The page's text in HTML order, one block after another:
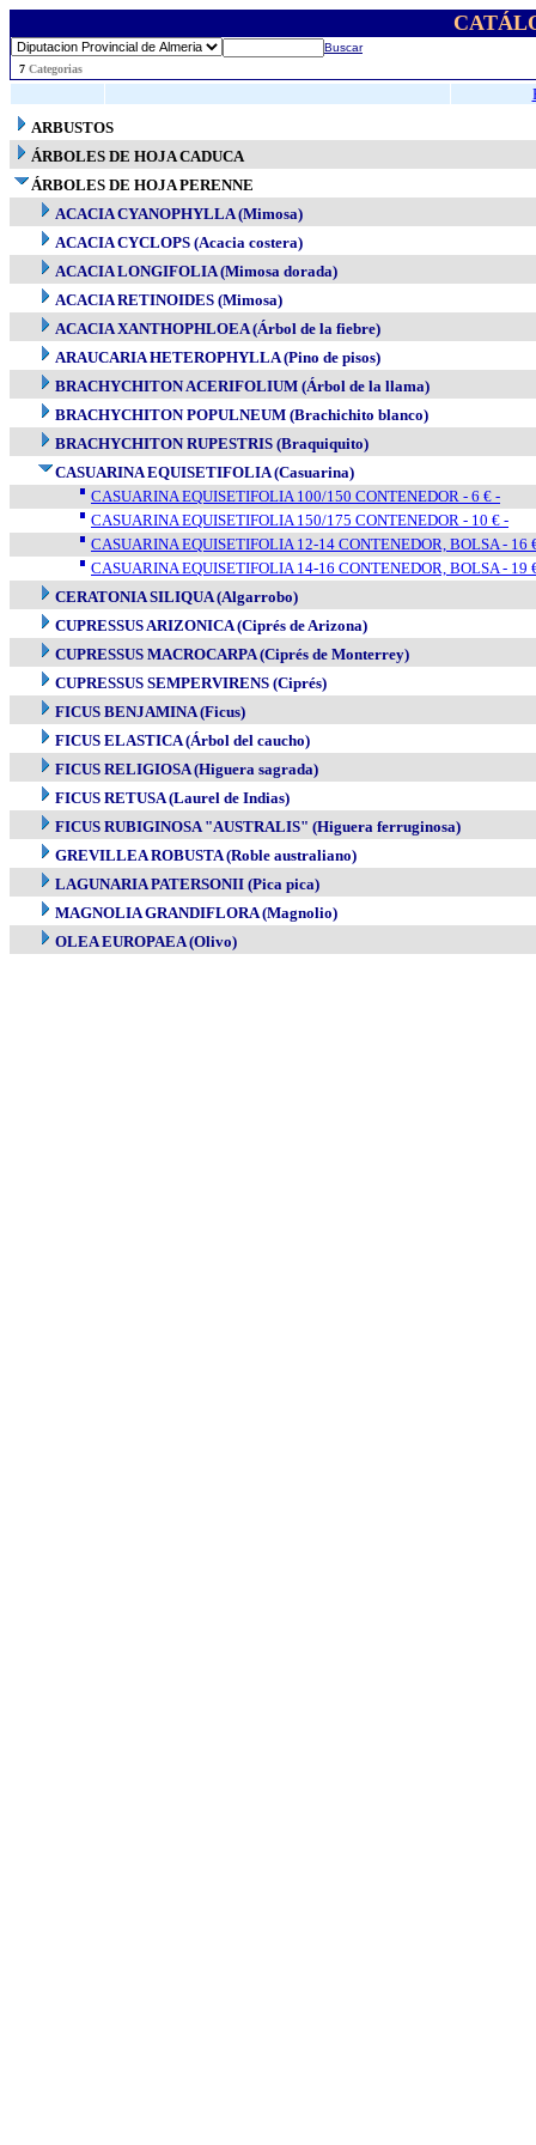
Buscar
7 Categorias
ARBUSTOS
ÁRBOLES DE HOJA CADUCA
ÁRBOLES DE HOJA PERENNE
ACACIA CYANOPHYLLA (Mimosa)
ACACIA CYCLOPS (Acacia costera)
ACACIA LONGIFOLIA (Mimosa dorada)
ACACIA RETINOIDES (Mimosa)
ACACIA XANTHOPHLOEA (Árbol de la fiebre)
ARAUCARIA HETEROPHYLLA (Pino de pisos)
BRACHYCHITON ACERIFOLIUM (Árbol de la llama)
BRACHYCHITON POPULNEUM (Brachichito blanco)
BRACHYCHITON RUPESTRIS (Braquiquito)
CASUARINA EQUISETIFOLIA (Casuarina)
CASUARINA EQUISETIFOLIA 100/150 CONTENEDOR - 6 € -
CASUARINA EQUISETIFOLIA 150/175 CONTENEDOR - 10 € -
CASUARINA EQUISETIFOLIA 12-14 CONTENEDOR, BOLSA - 16
CASUARINA EQUISETIFOLIA 14-16 CONTENEDOR, BOLSA - 19
CERATONIA SILIQUA (Algarrobo)
CUPRESSUS ARIZONICA (Ciprés de Arizona)
CUPRESSUS MACROCARPA (Ciprés de Monterrey)
CUPRESSUS SEMPERVIRENS (Ciprés)
FICUS BENJAMINA (Ficus)
FICUS ELASTICA (Árbol del caucho)
FICUS RELIGIOSA (Higuera sagrada)
FICUS RETUSA (Laurel de Indias)
FICUS RUBIGINOSA "AUSTRALIS" (Higuera ferruginosa)
GREVILLEA ROBUSTA (Roble australiano)
LAGUNARIA PATERSONII (Pica pica)
MAGNOLIA GRANDIFLORA (Magnolio)
OLEA EUROPAEA (Olivo)